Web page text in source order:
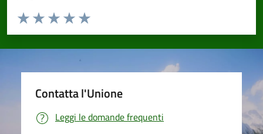
Valuta da 1 a 5 stelle la pagina
Valuta 5 stelle su 5
Valuta 4 stelle su 5
Valuta 3 stelle su 5
Valuta 2 stelle su 5
Valuta 1 stelle su 5
Contatta l'Unione
Leggi le domande frequenti